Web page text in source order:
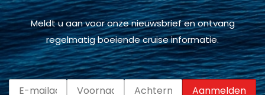
Meldt u aan voor onze nieuwsbrief en ontvang
regelmatig boeiende cruise informatie.